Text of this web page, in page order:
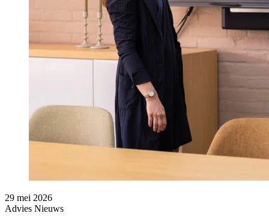
29 mei 2026
Advies Nieuws